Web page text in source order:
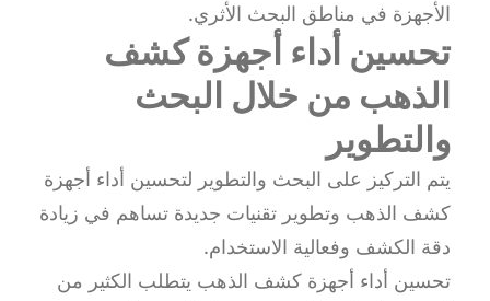
الأجهزة في مناطق البحث الأثري.
تحسين أداء أجهزة كشف
الذهب من خلال البحث
والتطوير
يتم التركيز على البحث والتطوير لتحسين أداء أجهزة
كشف الذهب وتطوير تقنيات جديدة تساهم في زيادة
دقة الكشف وفعالية الاستخدام.
تحسين أداء أجهزة كشف الذهب يتطلب الكثير من